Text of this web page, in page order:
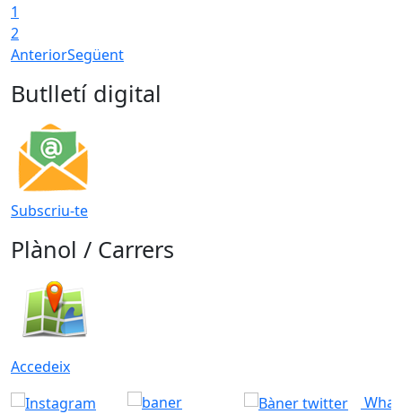
1
2
AnteriorSegüent
Butlletí digital
Subscriu-te
Plànol / Carrers
Accedeix